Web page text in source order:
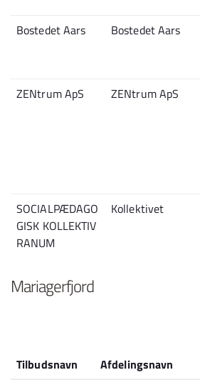
Bostedet Aars
Bostedet Aars
ZENtrum ApS
ZENtrum ApS
SOCIALPÆDAGO
GISK KOLLEKTIV
RANUM
Kollektivet
Mariagerfjord
Tilbudsnavn Afdelingsnavn